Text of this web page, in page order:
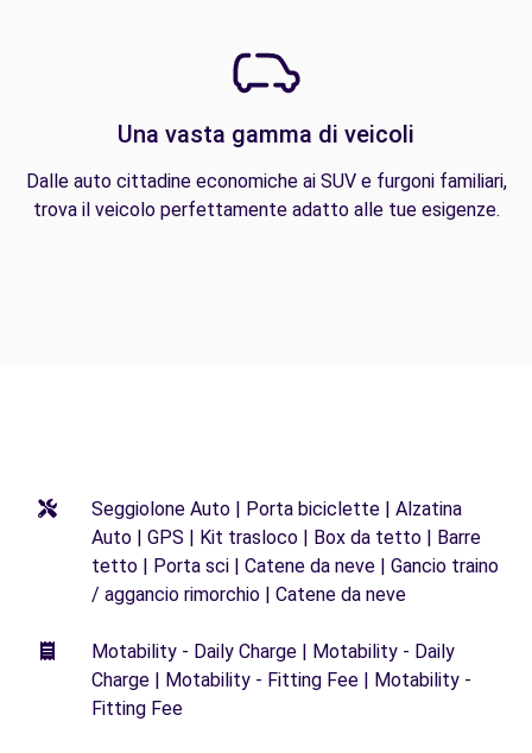
Una vasta gamma di veicoli
Dalle auto cittadine economiche ai SUV e furgoni familiari,
trova il veicolo perfettamente adatto alle tue esigenze.
Seggiolone Auto | Porta biciclette | Alzatina
Auto | GPS | Kit trasloco | Box da tetto | Barre
tetto | Porta sci | Catene da neve | Gancio traino
/ aggancio rimorchio | Catene da neve
Motability - Daily Charge | Motability - Daily
Charge | Motability - Fitting Fee | Motability -
Fitting Fee